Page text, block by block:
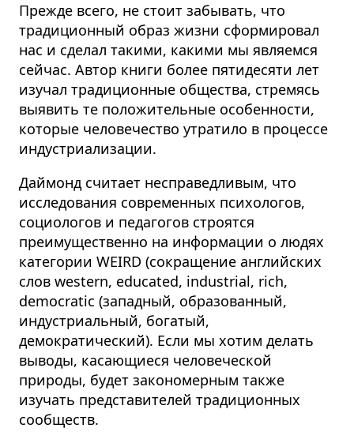
Прежде всего, не стоит забывать, что
традиционный образ жизни сформировал
нас и сделал такими, какими мы являемся
сейчас. Автор книги более пятидесяти лет
изучал традиционные общества, стремясь
выявить те положительные особенности,
которые человечество утратило в процессе
индустриализации.
Даймонд считает несправедливым, что
исследования современных психологов,
социологов и педагогов строятся
преимущественно на информации о людях
категории WEIRD (сокращение английских
слов western, educated, industrial, rich,
democratic (западный, образованный,
индустриальный, богатый,
демократический). Если мы хотим делать
выводы, касающиеся человеческой
природы, будет закономерным также
изучать представителей традиционных
сообществ.